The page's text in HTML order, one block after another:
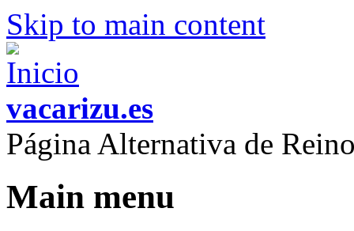
Skip to main content
vacarizu.es
Página Alternativa de
Main menu